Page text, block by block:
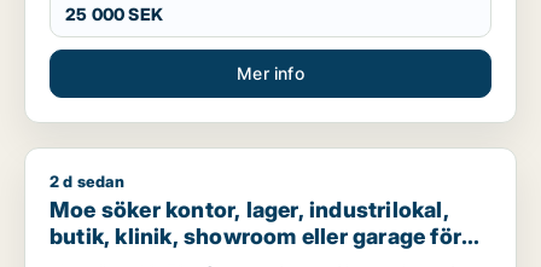
25 000 SEK
Mer info
Moe söker kontor, lager, industrilokal, butik, klinik,
2 d sedan
Moe söker kontor, lager, industrilokal,
butik, klinik, showroom eller garage för